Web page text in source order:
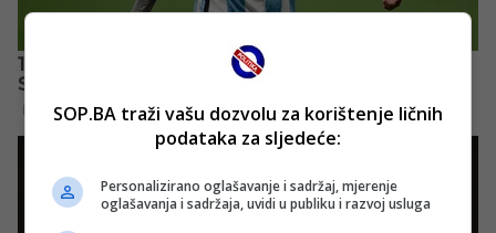
SOP.BA traži vašu dozvolu za korištenje ličnih
podataka za sljedeće:
Personalizirano oglašavanje i sadržaj, mjerenje
oglašavanja i sadržaja, uvidi u publiku i razvoj usluga